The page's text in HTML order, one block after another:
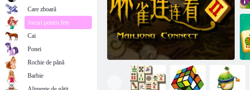
Care zboară
Jocuri pentru fete
Cai
Ponei
Rochie de până
Barbie